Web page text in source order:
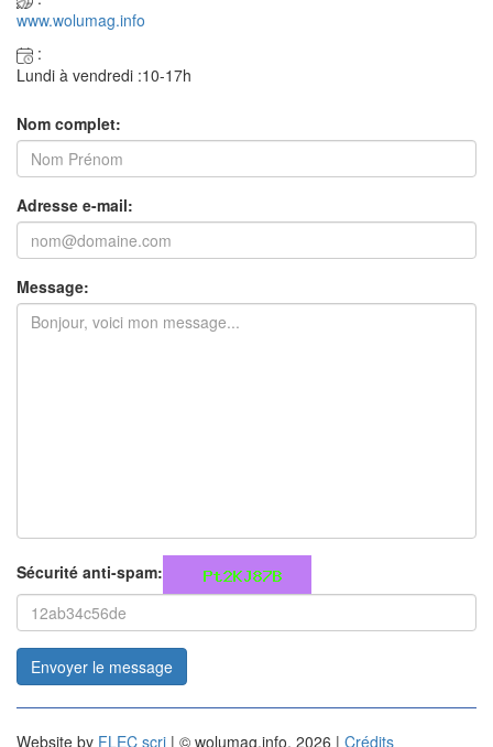
www.wolumag.info
:
Lundi à vendredi :10-17h
Nom complet:
Adresse e-mail:
Message:
Sécurité anti-spam:
Envoyer le message
Website by FLEC scri | © wolumag.info, 2026 | Crédits